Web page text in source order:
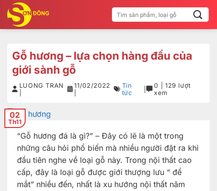
qua
nội
Tìm
kiếm:
Gỗ hương – lựa chọn hàng đầu của
giới sành gỗ
LUONG TRAN
11/02/2022
Tin
tức
0 | 129 lượt
xem
02
Th11
“Gỗ hương đá là gì?” – Đây có lẽ là một trong
những câu hỏi phổ biến mà nhiều người đặt ra khi
đầu tiên nghe về loại gỗ này. Trong nội thất cao
cấp, đây là loại gỗ được giới thượng lưu “ để
mắt” nhiều đến, nhất là xu hướng nội thất năm